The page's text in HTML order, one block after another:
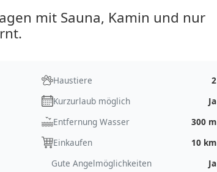
mit Sauna, Kamin und nur
Haustiere
2
Kurzurlaub möglich
Ja
Entfernung Wasser
300 m
Einkaufen
10 km
Gute Angelmöglichkeiten
Ja